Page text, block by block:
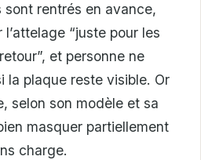
sont rentrés en avance,
“juste pour les
et personne ne
la plaque reste visible. Or
selon son modèle et sa
masquer partiellement
charge.